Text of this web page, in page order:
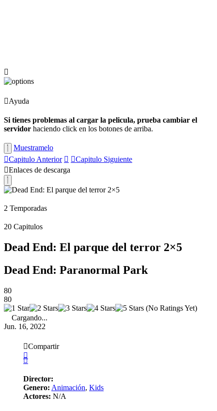
Ayuda
Si tienes problemas al cargar la pelicula, prueba cambiar el
servidor haciendo click en los botones de arriba.
Muestramelo
Capitulo Anterior Capitulo Siguiente
Enlaces de descarga
2 Temporadas
20 Capitulos
Dead End: El parque del terror 2×5
Dead End: Paranormal Park
80
80
(No Ratings Yet)
Cargando...
Jun. 16, 2022
Compartir
Director:
Genero: Animación, Kids
Actores: N/A